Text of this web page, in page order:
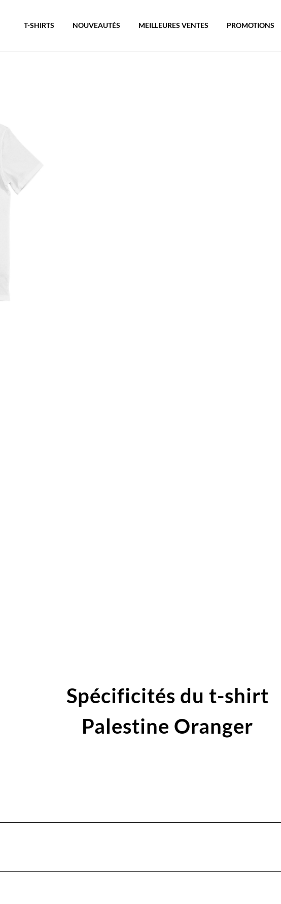
T-SHIRTS NOUVEAUTÉS MEILLEURES VENTES PROMOTIONS
Spécificités du t-shirt
Palestine Oranger